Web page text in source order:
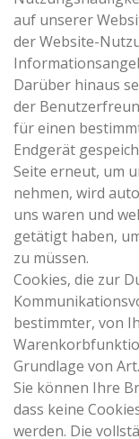
auf unserer
der Website-
Darüber hinaus
der
für einen
Endgerät
Seite erneut, um
nehmen, wird
uns waren und
getätigt haben,
zu müssen.
Cookies, die zur
bestimmter, von
Grundlage von
Sie können Ihre
dass keine
werden. Die